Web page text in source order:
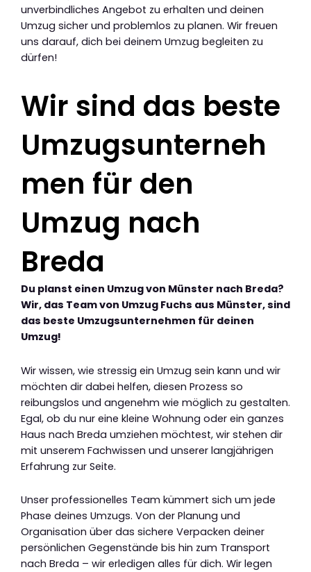
unverbindliches Angebot zu erhalten und deinen
Umzug sicher und problemlos zu planen. Wir freuen
uns darauf, dich bei deinem Umzug begleiten zu
dürfen!
Wir sind das beste
Umzugsunterneh
men für den
Umzug nach
Breda
Du planst einen Umzug von Münster nach Breda?
Wir, das Team von Umzug Fuchs aus Münster, sind
das beste Umzugsunternehmen für deinen
Umzug!
Wir wissen, wie stressig ein Umzug sein kann und wir
möchten dir dabei helfen, diesen Prozess so
reibungslos und angenehm wie möglich zu gestalten.
Egal, ob du nur eine kleine Wohnung oder ein ganzes
Haus nach Breda umziehen möchtest, wir stehen dir
mit unserem Fachwissen und unserer langjährigen
Erfahrung zur Seite.
Unser professionelles Team kümmert sich um jede
Phase deines Umzugs. Von der Planung und
Organisation über das sichere Verpacken deiner
persönlichen Gegenstände bis hin zum Transport
nach Breda – wir erledigen alles für dich. Wir legen